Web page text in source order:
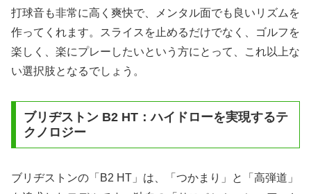
打球音も非常に高く爽快で、メンタル面でも良いリズムを
作ってくれます。スライスを止めるだけでなく、ゴルフを
楽しく、楽にプレーしたいという方にとって、これ以上な
い選択肢となるでしょう。
ブリヂストン B2 HT：ハイドローを実現するテ
クノロジー
ブリヂストンの「B2 HT」は、「つかまり」と「高弾道」